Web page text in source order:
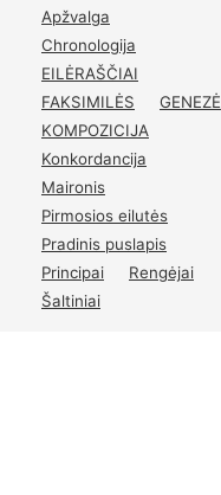
Apžvalga
Chronologija
EILĖRAŠČIAI
FAKSIMILĖS
GENEZĖ
KOMPOZICIJA
Konkordancija
Maironis
Pirmosios eilutės
Pradinis puslapis
Principai
Rengėjai
Šaltiniai